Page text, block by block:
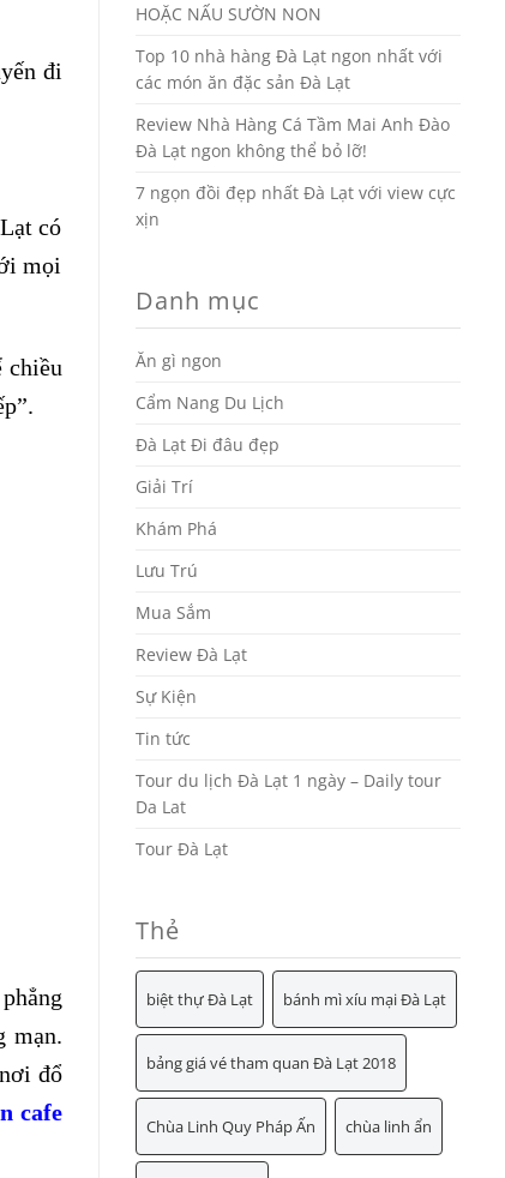
đi
có
mọi
chiều
mạn.
đổ
cafe
HOẶC NẤU SƯỜN NON
Top 10 nhà hàng Đà Lạt ngon nhất với
các món ăn đặc sản Đà Lạt
Review Nhà Hàng Cá Tầm Mai Anh Đào
Đà Lạt ngon không thể bỏ lỡ!
7 ngọn đồi đẹp nhất Đà Lạt với view cực
xịn
Danh mục
Ăn gì ngon
Cẩm Nang Du Lịch
Đà Lạt Đi đâu đẹp
Giải Trí
Khám Phá
Lưu Trú
Mua Sắm
Review Đà Lạt
Sự Kiện
Tin tức
Tour du lịch Đà Lạt 1 ngày – Daily tour
Da Lat
Tour Đà Lạt
Thẻ
biệt thự Đà Lạt bánh mì xíu mại Đà Lạt
bảng giá vé tham quan Đà Lạt 2018
Chùa Linh Quy Pháp Ấn chùa linh ẩn